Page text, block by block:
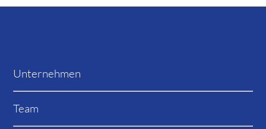
Unternehmen
Team